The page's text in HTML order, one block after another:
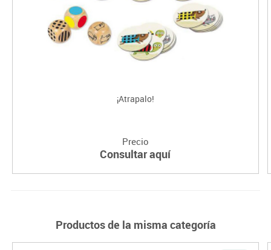
¡Atrapalo!
Precio
Consultar aquí
Productos de la misma categoría